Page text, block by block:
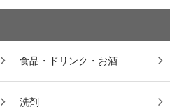
食品・ドリンク・お酒
洗剤